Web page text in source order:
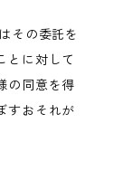
その委託を
とに対して
の同意を得
すおそれが